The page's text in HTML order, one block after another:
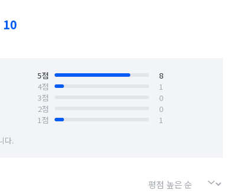
기 의정부시 경기 파주시 경기 포천시
서울 강동구
10
5점
8
4점
1
3점
0
2점
0
1점
1
다.